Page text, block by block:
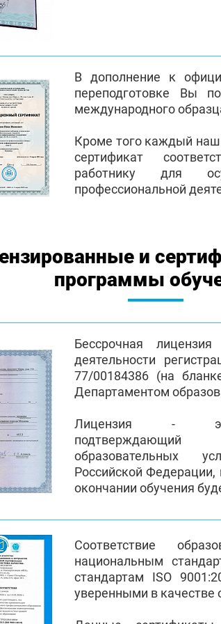
В дополнение к
переподготовке Вы
международного
Кроме того каждый
сертификат
работнику для
профессиональной
и
программы
Бессрочная
деятельности
77/00184386 (на
Департаментом
Лицензия -
подтверждающий
образовательных
Российской
окончании обучения
Соответствие
национальным
стандартам ISO
уверенными в качестве